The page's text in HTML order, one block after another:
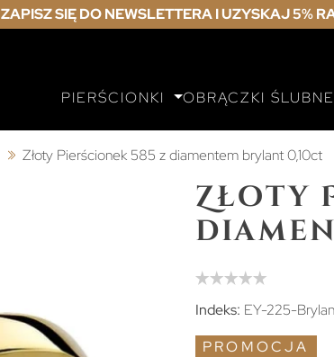
ZAPISZ SIĘ DO NEWSLETTERA I UZYSKAJ 5%
PIERŚCIONKI OBRĄCZKI ŚLUBNE
Złoty Pierścionek 585 z diamentem brylant 0,10ct
Złoty
Indeks: EY-225-
PROMOCJA